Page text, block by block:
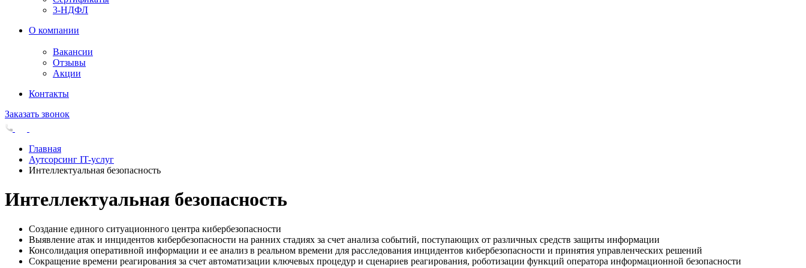
3-НДФЛ
О компании
Вакансии
Отзывы
Акции
Контакты
Заказать звонок
Главная
Аутсорсинг IT-услуг
Интеллектуальная безопасность
Интеллектуальная безопасность
Создание единого ситуационного центра кибербезопасности
Выявление атак и инцидентов кибербезопасности на ранних стадиях за счет анализа событий, поступающих от различных средств защиты информации
Консолидация оперативной информации и ее анализ в реальном времени для расследования инцидентов кибербезопасности и принятия управленческих решений
Сокращение времени реагирования за счет автоматизации ключевых процедур и сценариев реагирования, роботизации функций оператора информационной безопасности